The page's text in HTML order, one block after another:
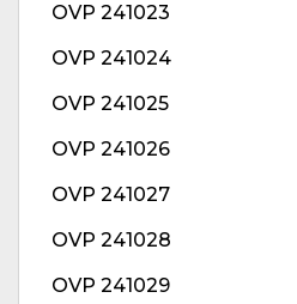
OVP 241023
OVP 241024
OVP 241025
OVP 241026
OVP 241027
OVP 241028
OVP 241029